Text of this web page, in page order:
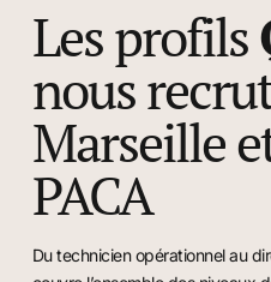
Les profils
nous
Marseille
PACA
Du technicien opérationnel au